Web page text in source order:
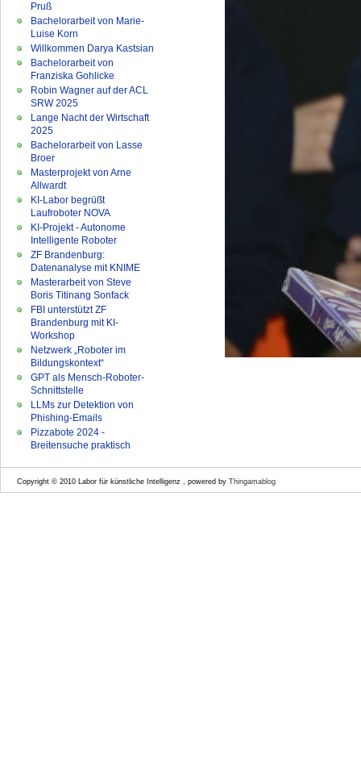
Pruß
Bachelorarbeit von Marie-
Luise Korn
Willkommen Darya Kastsian
Bachelorarbeit von
Franziska Gohlicke
Robin Wagner auf der ACL
SRW 2025
Lange Nacht der Wirtschaft
2025
Bachelorarbeit von Lasse
Broer
Masterprojekt von Arne
Allwardt
KI-Labor begrüßt
Laufroboter NOVA
KI-Projekt - Autonome
Intelligente Roboter
ZF Brandenburg:
Datenanalyse mit KNIME
Masterarbeit von Steve
Boris Titinang Sonfack
FBI unterstützt ZF
Brandenburg mit KI-
Workshop
Netzwerk „Roboter im
Bildungskontext“
GPT als Mensch-Roboter-
Schnittstelle
LLMs zur Detektion von
Phishing-Emails
Pizzabote 2024 -
Breitensuche praktisch
Copyright © 2010 Labor für künstliche Intelligenz , powered by Thingamablog